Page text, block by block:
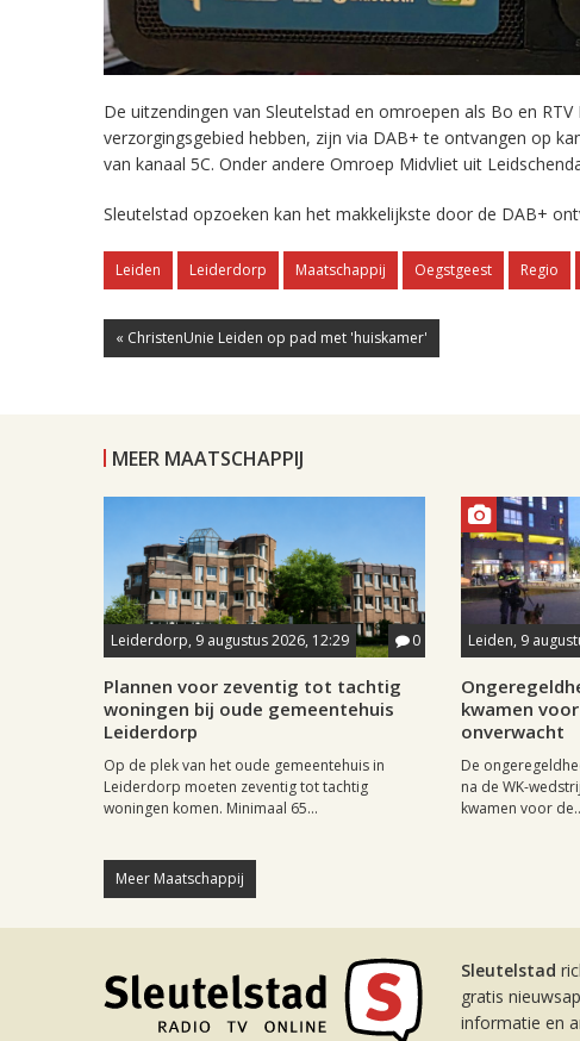
De uitzendingen van Sleutelstad en omroepen als Bo en
verzorgingsgebied hebben, zijn via DAB+ te ontvangen op
van kanaal 5C. Onder andere Omroep Midvliet uit
Sleutelstad opzoeken kan het makkelijkste door de DAB+
Leiden Leiderdorp Maatschappij Oegstgeest Regio
« ChristenUnie Leiden op pad met 'huiskamer'
MEER MAATSCHAPPIJ
Leiderdorp, 9 augustus 2026, 12:29 0
Plannen voor zeventig tot tachtig
woningen bij oude gemeentehuis
Leiderdorp
Op de plek van het oude gemeentehuis in
Leiderdorp moeten zeventig tot tachtig
woningen komen. Minimaal 65...
Leiden, 9
kwamen
onverwacht
De
na de WK-
kwamen voor
Meer Maatschappij
Sleutelstad
gratis
informatie en